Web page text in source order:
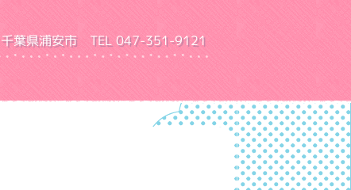
ふきあげ幼稚園
千葉県浦安市 TEL 047-351-9121